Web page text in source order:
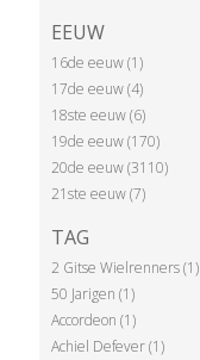
EEUW
16de eeuw (1)
17de eeuw (4)
18ste eeuw (6)
19de eeuw (170)
20de eeuw (3110)
21ste eeuw (7)
TAG
2 Gitse Wielrenners (1)
50 Jarigen (1)
Accordeon (1)
Achiel Defever (1)